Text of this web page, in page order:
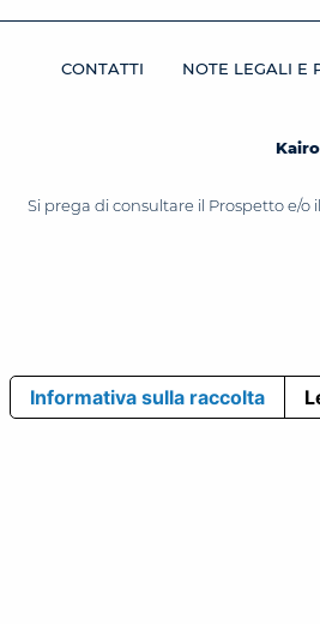
CONTATTI NOTE LEGALI E
Si prega di consultare il Prospetto e/
Informativa sulla raccolta